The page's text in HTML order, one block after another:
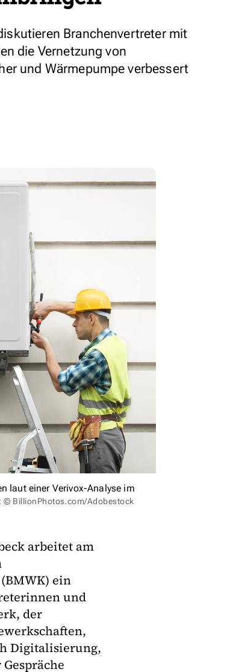
Branchenvertreter mit
die Vernetzung von
und Wärmepumpe verbessert
laut einer Verivox-Analyse im
© BillionPhotos.com/Adobestock
arbeitet am
ein
und
der
Digitalisierung,